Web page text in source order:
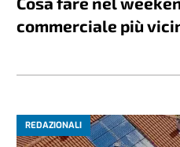
commerciale più
REDAZIONALI